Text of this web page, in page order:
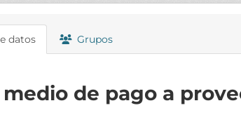
datos Grupos
de pago a